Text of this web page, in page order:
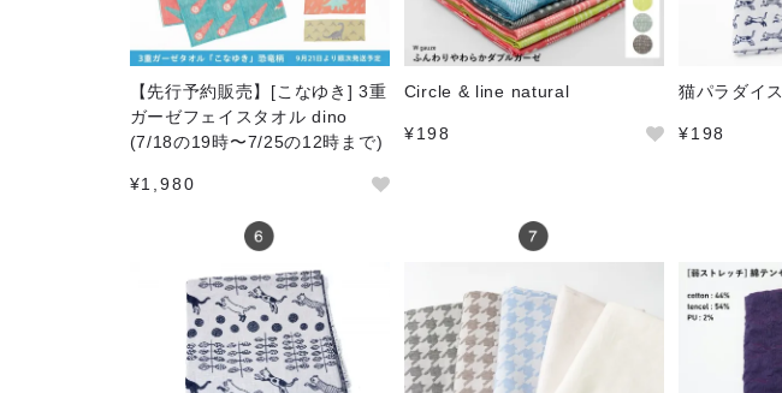
【先行予約販売】[こなゆき] 3重
ガーゼフェイスタオル dino
(7/18の19時〜7/25の12時まで)
¥1,980
Circle & line natural
¥198
猫パラダイス
¥198